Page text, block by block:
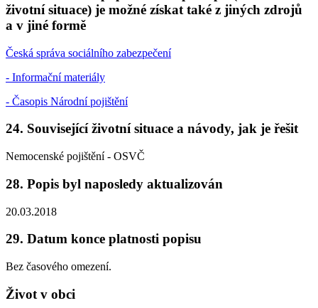
životní situace) je možné získat také z jiných zdrojů
a v jiné formě
Česká správa sociálního zabezpečení
- Informační materiály
- Časopis Národní pojištění
24. Související životní situace a návody, jak je řešit
Nemocenské pojištění - OSVČ
28. Popis byl naposledy aktualizován
20.03.2018
29. Datum konce platnosti popisu
Bez časového omezení.
Život v obci